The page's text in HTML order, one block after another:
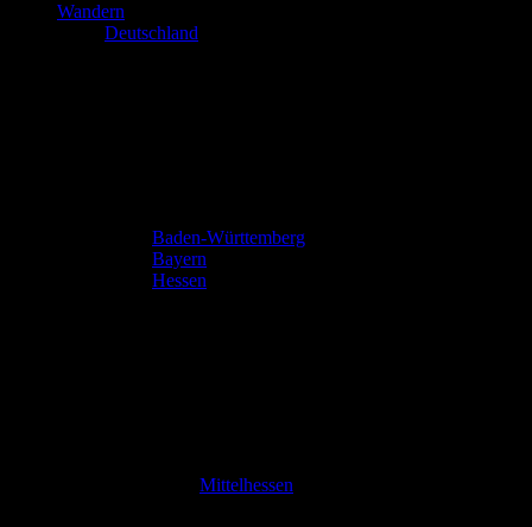
Wandern
Deutschland
Baden-Württemberg
Bayern
Hessen
Mittelhessen